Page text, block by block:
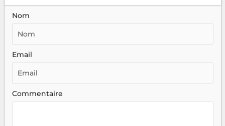
Nom
Email
Commentaire